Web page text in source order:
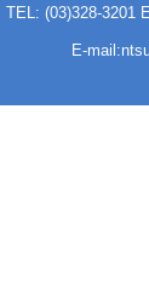
TEL: (03)328-3201
E-